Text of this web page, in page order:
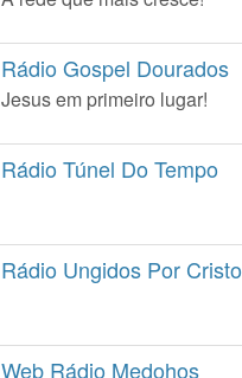
Rádio Gospel Dourados
Jesus em primeiro lugar!
Rádio Túnel Do Tempo
Rádio Ungidos Por Cristo
Web Rádio Medohos